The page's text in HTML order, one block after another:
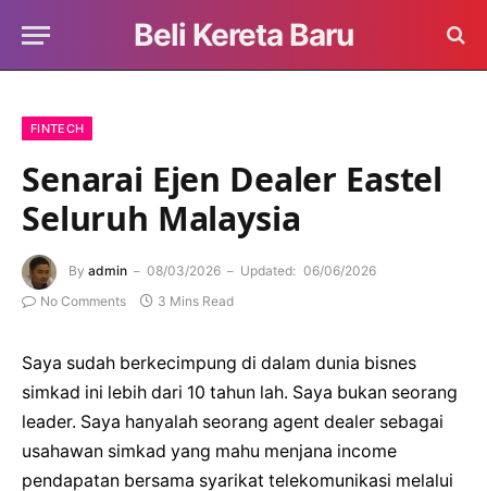
Beli Kereta Baru
FINTECH
Senarai Ejen Dealer Eastel
Seluruh Malaysia
By admin 08/03/2026 Updated: 06/06/2026
No Comments
3 Mins Read
Saya sudah berkecimpung di dalam dunia bisnes
simkad ini lebih dari 10 tahun lah. Saya bukan seorang
leader. Saya hanyalah seorang agent dealer sebagai
usahawan simkad yang mahu menjana income
pendapatan bersama syarikat telekomunikasi melalui